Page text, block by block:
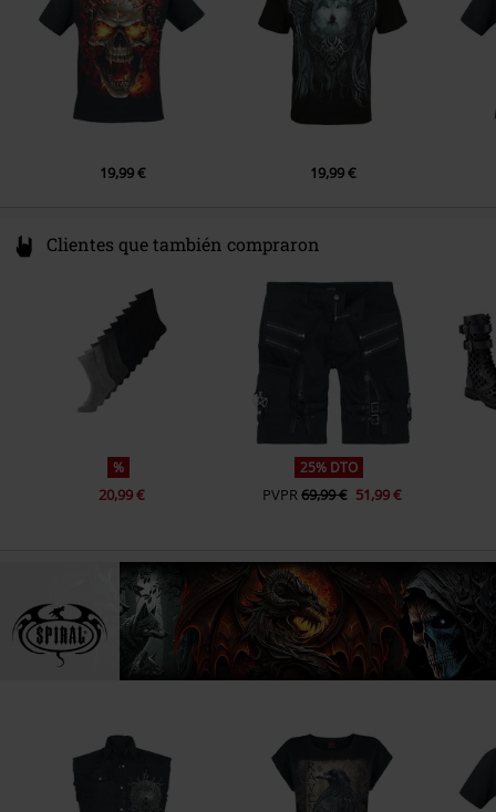
19,99 € 19,99 €
Clientes que también compraron
%
20,99 €
25% DTO
PVPR69,99 € 51,99 €